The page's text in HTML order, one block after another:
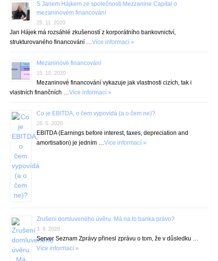
S Janem Hájkem ze společnosti Mezzanine Capital o
mezaninovém financování
25. 11. 2020
Jan Hájek má rozsáhlé zkušeností z korporátního bankovnictví,
strukturovaného financování …Více informací »
Mezaninové financování
15. 10. 2020
Mezaninové financování vykazuje jak vlastnosti cizích, tak i
vlastních finančních …Více informací »
Co je EBITDA, o čem vypovídá (a o čem ne)?
26. 5. 2020
EBITDA (Earnings before interest, taxes, depreciation and
amortisation) je jedním …Více informací »
Zrušení domluveného úvěru. Má na to banka právo?
3. 4. 2020
Server Seznam Zprávy přinesl zprávu o tom, že v důsledku …
Více informací »